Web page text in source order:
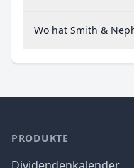
Wo hat Smith &
PRODUKTE